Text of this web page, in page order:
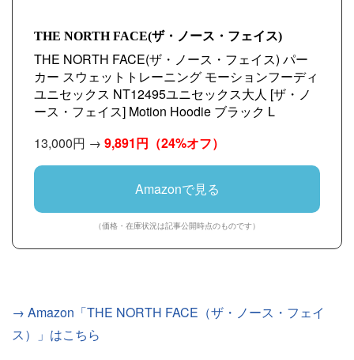
THE NORTH FACE(ザ・ノース・フェイス)
THE NORTH FACE(ザ・ノース・フェイス) パー
カー スウェットトレーニング モーションフーディ
ユニセックス NT12495ユニセックス大人 [ザ・ノ
ース・フェイス] Motion Hoodie ブラック L
13,000円 → 9,891円 （24%オフ）
Amazonで見る
（価格・在庫状況は記事公開時点のものです）
→ Amazon「THE NORTH FACE（ザ・ノース・フェイ
ス）」はこちら